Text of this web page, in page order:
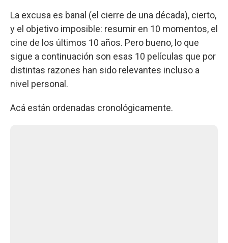
La excusa es banal (el cierre de una década), cierto,
y el objetivo imposible: resumir en 10 momentos, el
cine de los últimos 10 años. Pero bueno, lo que
sigue a continuación son esas 10 películas que por
distintas razones han sido relevantes incluso a
nivel personal.
Acá están ordenadas cronológicamente.